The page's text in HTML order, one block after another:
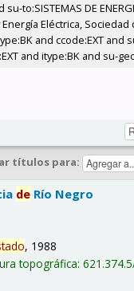
to:SISTEMAS DE
Eléctrica, Sociedad
and ccode:EXT
and itype:BK and su-
títulos para:
de Río Negro
, 1988
topográfica: